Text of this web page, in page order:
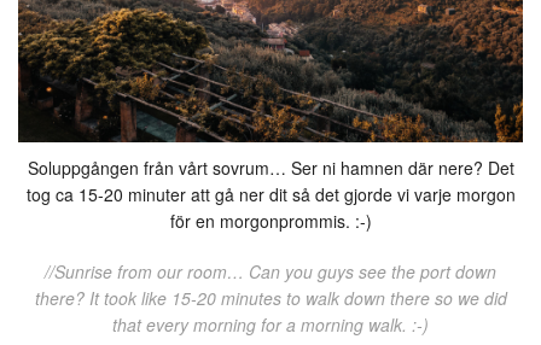
Soluppgången från vårt sovrum… Ser ni hamnen där nere? Det
tog ca 15-20 minuter att gå ner dit så det gjorde vi varje morgon
för en morgonprommis. :-)
//Sunrise from our room… Can you guys see the port down
there? It took like 15-20 minutes to walk down there so we did
that every morning for a morning walk. :-)